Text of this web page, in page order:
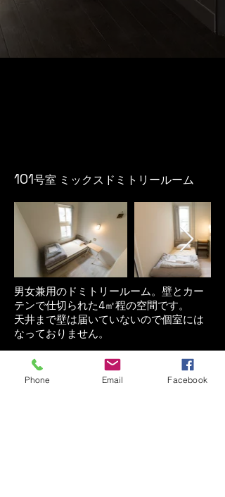
​101号室 ミックスドミトリールーム
男女兼用のドミトリールーム。壁とカー
テンで仕切られた4㎡程の空間です。
天井まで壁は届いていないので個室には
なっておりません。
​201号室 女性専用ドミトリールーム
Phone Email Facebook